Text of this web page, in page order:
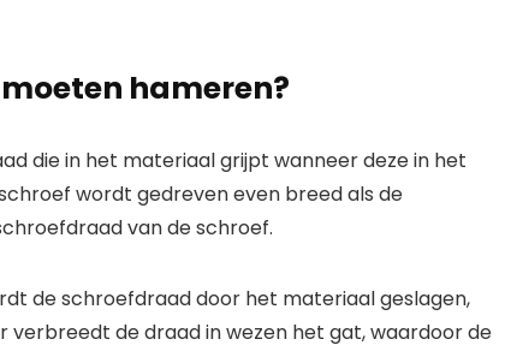
hameren?
die in het materiaal grijpt wanneer deze in het
wordt gedreven even breed als de
van de schroef.
de schroefdraad door het materiaal geslagen,
verbreedt de draad in wezen het gat, waardoor de